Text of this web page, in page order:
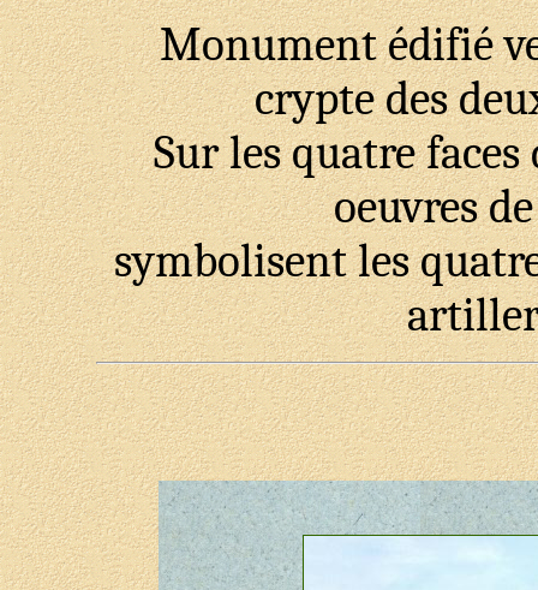
Monument édifié
crypte des
Sur les quatre
oeuvres
symbolisent les